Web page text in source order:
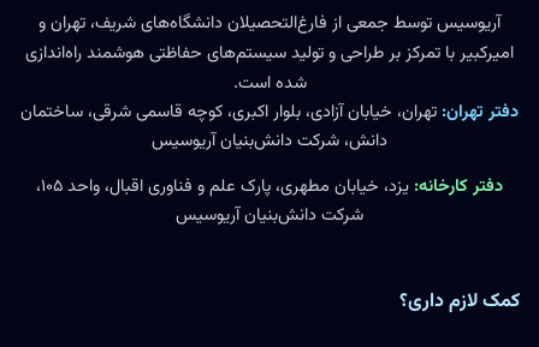
آریوسیس توسط جمعی از فارغ‌التحصیلان دانشگاه‌های شریف، تهران و
امیرکبیر با تمرکز بر طراحی و تولید سیستم‌های حفاظتی هوشمند راه‌اندازی
شده است.
دفتر تهران: تهران، خیابان آزادی، بلوار اکبری، کوچه قاسمی شرقی، ساختمان
دانش، شرکت دانش‌بنیان آریوسیس
دفتر کارخانه:
یزد، خیابان مطهری، پارک علم و فناوری اقبال، واحد ۱۰۵،
شرکت دانش‌بنیان آریوسیس
کمک لازم داری؟